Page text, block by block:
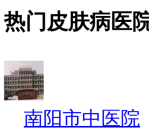
热门皮肤病医
南阳市中医院